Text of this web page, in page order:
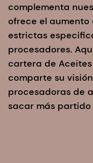
complementa
ofrece el
estrictas
procesadores.
cartera de Aceites
comparte su
procesadoras de
sacar más partido